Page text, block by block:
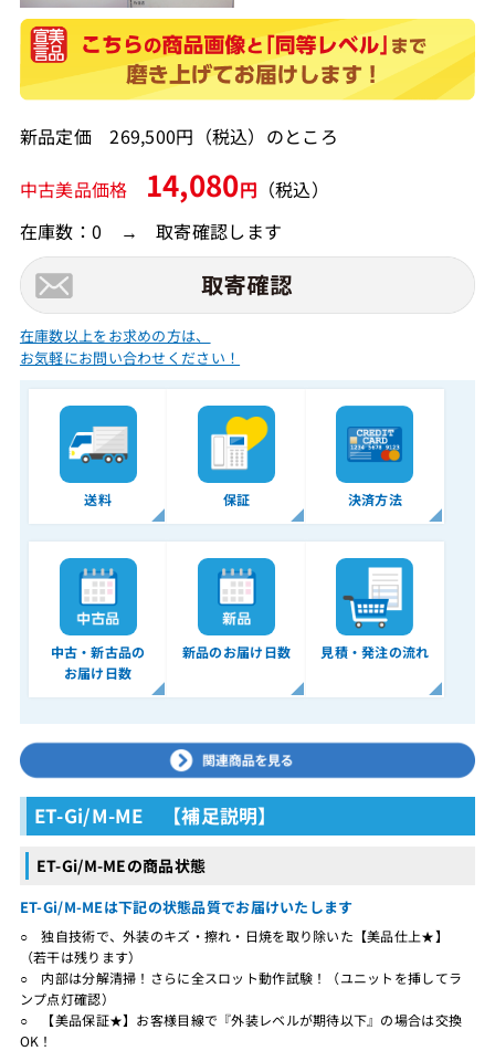
新品定価 269,500円（税込）のところ
中古美品価格 14,080円 （税込）
在庫数：0 → 取寄確認します
在庫数以上をお求めの方は、
お気軽にお問い合わせください！
送料 保証 決済方法
中古・新古品の
お届け日数
新品のお届け日数 見積・発注の流れ
ET-Gi/M-ME 【補足説明】
ET-Gi/M-MEの商品状態
ET-Gi/M-MEは下記の状態品質でお届けいたします
○ 独自技術で、外装のキズ・擦れ・日焼を取り除いた【美品仕上★】
（若干は残ります）
○ 内部は分解清掃！さらに全スロット動作試験！（ユニットを挿してラ
ンプ点灯確認）
○ 【美品保証★】お客様目線で『外装レベルが期待以下』の場合は交換
OK！